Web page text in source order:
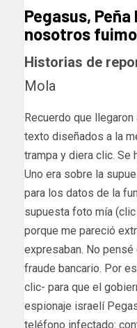
Pegasus,
nosotros
Historias de
Mola
Recuerdo que
texto diseñados a la
trampa y diera clic. Se
Uno era sobre la
para los datos de la
supuesta foto mía
porque me pareció
expresaban. No
fraude bancario. Por
clic- para que el
espionaje israelí
teléfono infectado: